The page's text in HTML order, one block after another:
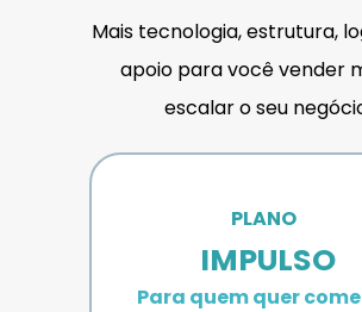
Mais tecnologia, estrutura,
apoio para você vender
escalar o seu
PLANO
IMPULSO
Para quem quer